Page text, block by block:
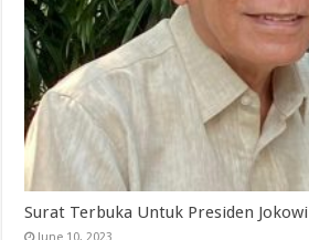
Surat Terbuka Untuk Presiden Jokowi
June 10, 2023